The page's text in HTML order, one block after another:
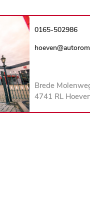
0165-502986
Brede
4741 RL